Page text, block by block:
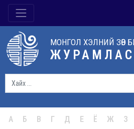
МОНГОЛ ХЭЛНИЙ ЗӨВ
А Б В Г Д Е Ё Ж З